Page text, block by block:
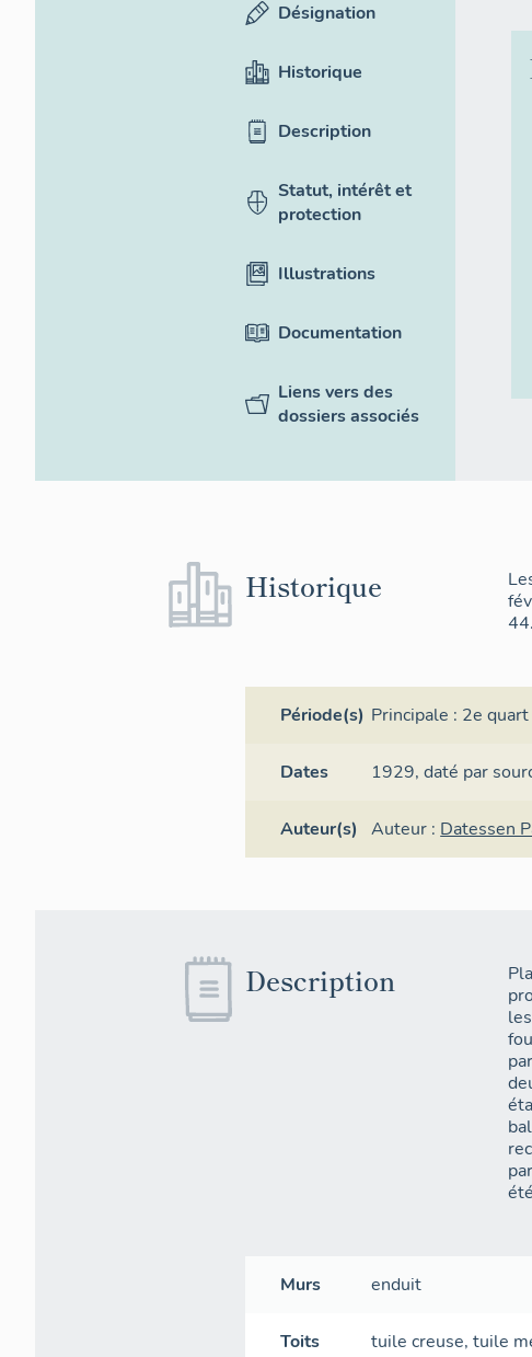
Désignation
Historique
Description
Statut, intérêt et
protection
Illustrations
Documentation
Liens vers des
dossiers associés
Historique
Période(s) Principale : 2e
Dates 1929,daté par
Auteur(s) Auteur :Datessen
Description
Murs enduit
Toits tuile creuse,tuile